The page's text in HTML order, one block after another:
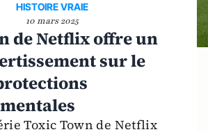
HISTOIRE VRAIE
10 mars 2025
de Netflix offre un
sur le
Toxic Town de Netflix